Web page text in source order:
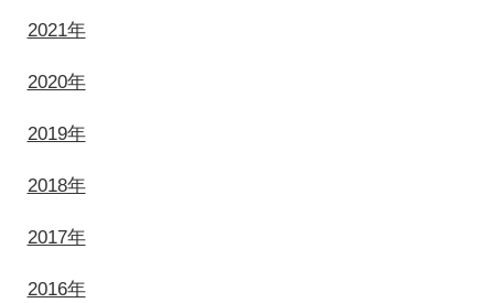
2021年
2020年
2019年
2018年
2017年
2016年